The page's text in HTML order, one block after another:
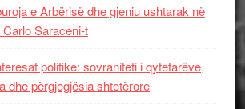
e Arbërisë dhe gjeniu ushtarak në
Saraceni-t
politike: sovraniteti i qytetarëve,
dhe përgjegjësia shtetërore